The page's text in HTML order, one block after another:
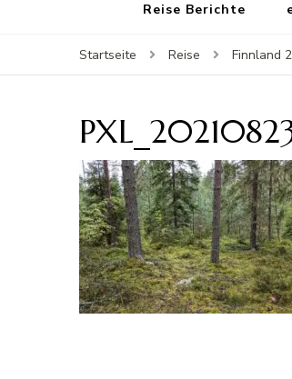
Reise Berichte
Startseite Reise Finnland